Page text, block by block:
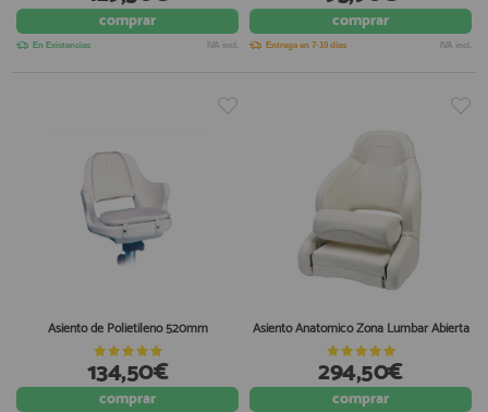
AFILIADOS
910 60 71 03
HORARIO de TIENDA:
de 10:00 a 20:00 de Lunes a Viernes
Sábados de 10:00 a 14:00
info@francobordo.com
registro profesional
comprar
En Existencias IVA incl.
comprar
Entrega en 7-10 días IVA incl.
Asiento de Polietileno 520mm
134,50€
comprar
Asiento Anatomico Zona Lumbar Abierta
294,50€
comprar